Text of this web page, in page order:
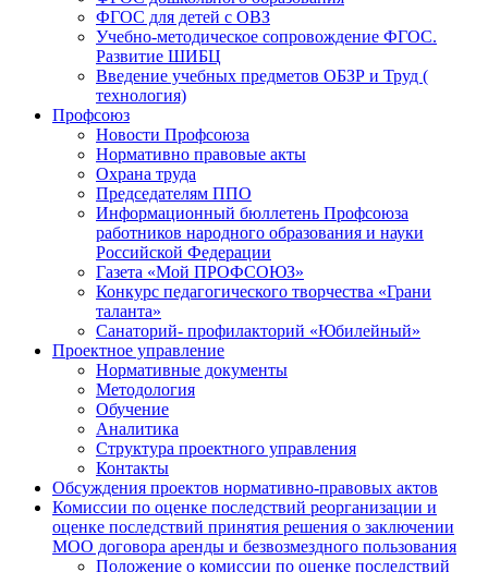
ФГОС для детей с ОВЗ
Учебно-методическое сопровождение ФГОС.
Развитие ШИБЦ
Введение учебных предметов ОБЗР и Труд (
технология)
Профсоюз
Новости Профсоюза
Нормативно правовые акты
Охрана труда
Председателям ППО
Информационный бюллетень Профсоюза
работников народного образования и науки
Российской Федерации
Газета «Мой ПРОФСОЮЗ»
Конкурс педагогического творчества «Грани
таланта»
Санаторий- профилакторий «Юбилейный»
Проектное управление
Нормативные документы
Методология
Обучение
Аналитика
Структура проектного управления
Контакты
Обсуждения проектов нормативно-правовых актов
Комиссии по оценке последствий реорганизации и
оценке последствий принятия решения о заключении
МОО договора аренды и безвозмездного пользования
Положение о комиссии по оценке последствий